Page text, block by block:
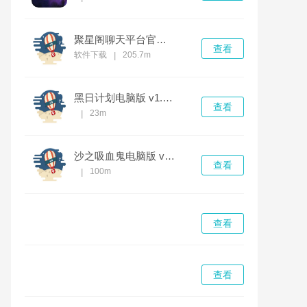
聚星阁聊天平台官方 v1.05.0 官方版
软件下载 205.7m
查看
黑日计划电脑版 v1.2.0完整版
23m
查看
沙之吸血鬼电脑版 v1.0.0完整版
100m
查看
查看
查看